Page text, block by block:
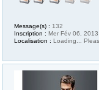
Message(s) : 132
Inscription : Mer Fév 06,
Localisation : Loading...